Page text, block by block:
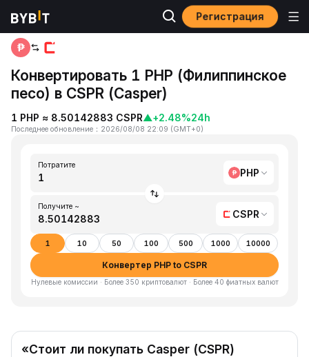
Регистрация
Главная
Конвертировать 1 PHP (Филиппинское
песо) в CSPR (Casper)
1 PHP ≈ 8.50142883 CSPR▲+2.48%24h
Последнее обновление ： 2026/08/08 22:09 (GMT+0)
Потратите
PHP
Получите ~
CSPR
1 10 50 100 500 1000 10000
Конвертер PHP to CSPR
Нулевые комиссии · Более 350 криптовалют · Более 40 фиатных валют
«Стоит ли покупать Casper (CSPR)